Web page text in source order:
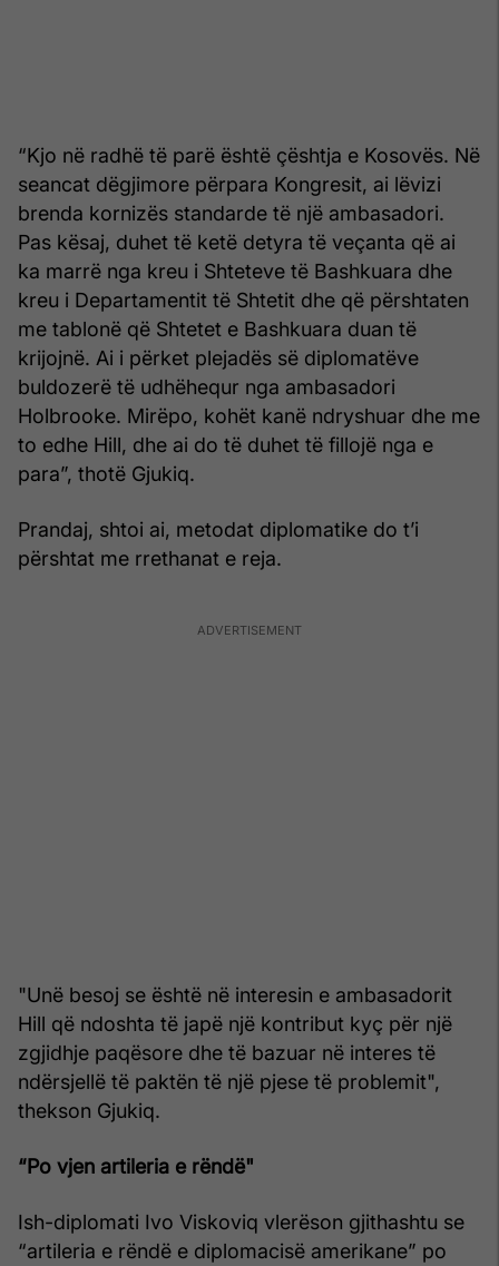
“Kjo në radhë të parë është çështja e Kosovës. Në
seancat dëgjimore përpara Kongresit, ai lëvizi
brenda kornizës standarde të një ambasadori.
Pas kësaj, duhet të ketë detyra të veçanta që ai
ka marrë nga kreu i Shteteve të Bashkuara dhe
kreu i Departamentit të Shtetit dhe që përshtaten
me tablonë që Shtetet e Bashkuara duan të
krijojnë. Ai i përket plejadës së diplomatëve
buldozerë të udhëhequr nga ambasadori
Holbrooke. Mirëpo, kohët kanë ndryshuar dhe me
to edhe Hill, dhe ai do të duhet të fillojë nga e
para”, thotë Gjukiq.
Prandaj, shtoi ai, metodat diplomatike do t’i
përshtat me rrethanat e reja.
"Unë besoj se është në interesin e ambasadorit
Hill që ndoshta të japë një kontribut kyç për një
zgjidhje paqësore dhe të bazuar në interes të
ndërsjellë të paktën të një pjese të problemit",
thekson Gjukiq.
“Po vjen artileria e rëndë"
Ish-diplomati Ivo Viskoviq vlerëson gjithashtu se
“artileria e rëndë e diplomacisë amerikane” po